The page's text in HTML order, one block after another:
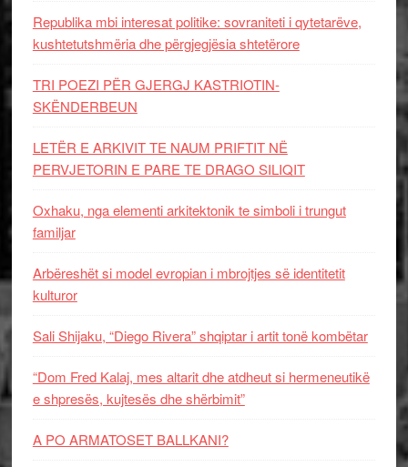
Republika mbi interesat politike: sovraniteti i qytetarëve,
kushtetutshmëria dhe përgjegjësia shtetërore
TRI POEZI PËR GJERGJ KASTRIOTIN-
SKËNDERBEUN
LETËR E ARKIVIT TE NAUM PRIFTIT NË
PERVJETORIN E PARE TE DRAGO SILIQIT
Oxhaku, nga elementi arkitektonik te simboli i trungut
familjar
Arbëreshët si model evropian i mbrojtjes së identitetit
kulturor
Sali Shijaku, “Diego Rivera” shqiptar i artit tonë kombëtar
“Dom Fred Kalaj, mes altarit dhe atdheut si hermeneutikë
e shpresës, kujtesës dhe shërbimit”
A PO ARMATOSET BALLKANI?